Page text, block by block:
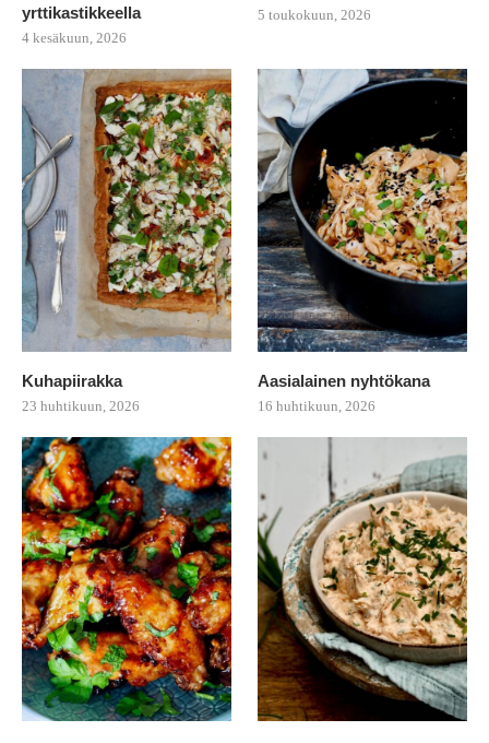
yrttikastikkeella
4 kesäkuun, 2026
5 toukokuun, 2026
Kuhapiirakka
23 huhtikuun, 2026
Aasialainen nyhtökana
16 huhtikuun, 2026